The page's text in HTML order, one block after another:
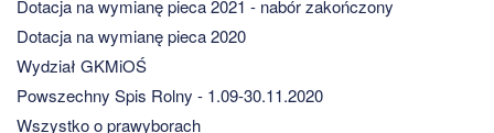
Dotacja na wymianę pieca 2021 - nabór zakończony
Dotacja na wymianę pieca 2020
Wydział GKMiOŚ
Powszechny Spis Rolny - 1.09-30.11.2020
Wszystko o prawyborach